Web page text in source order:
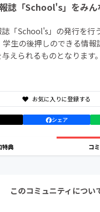
誌「School's」をみん
「School's」の発行を行
学生の後押しのできる情
えられるものとなります。
お気に入りに登録する
シェア
特典 コ
このコミュニティについ